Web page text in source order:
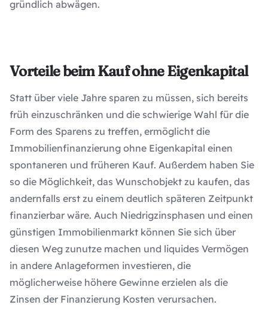
gründlich abwägen.
Vorteile beim Kauf ohne Eigenkapital
Statt über viele Jahre sparen zu müssen, sich bereits
früh einzuschränken und die schwierige Wahl für die
Form des Sparens zu treffen, ermöglicht die
Immobilienfinanzierung ohne Eigenkapital einen
spontaneren und früheren Kauf. Außerdem haben Sie
so die Möglichkeit, das Wunschobjekt zu kaufen, das
andernfalls erst zu einem deutlich späteren Zeitpunkt
finanzierbar wäre. Auch Niedrigzinsphasen und einen
günstigen Immobilienmarkt können Sie sich über
diesen Weg zunutze machen und liquides Vermögen
in andere Anlageformen investieren, die
möglicherweise höhere Gewinne erzielen als die
Zinsen der Finanzierung Kosten verursachen.